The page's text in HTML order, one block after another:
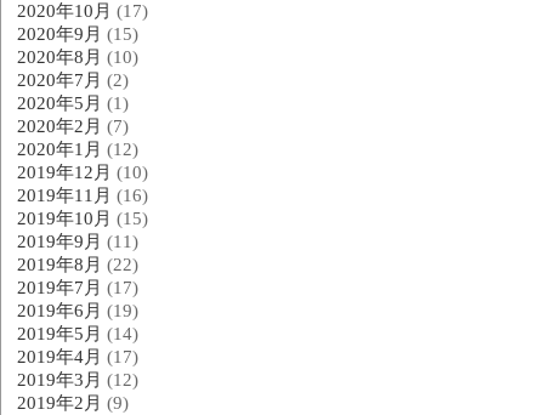
2020年10月 (17)
2020年9月 (15)
2020年8月 (10)
2020年7月 (2)
2020年5月 (1)
2020年2月 (7)
2020年1月 (12)
2019年12月 (10)
2019年11月 (16)
2019年10月 (15)
2019年9月 (11)
2019年8月 (22)
2019年7月 (17)
2019年6月 (19)
2019年5月 (14)
2019年4月 (17)
2019年3月 (12)
2019年2月 (9)